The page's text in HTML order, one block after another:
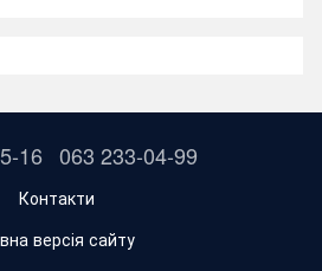
16 063 233-04-99
Контакти
версія сайту